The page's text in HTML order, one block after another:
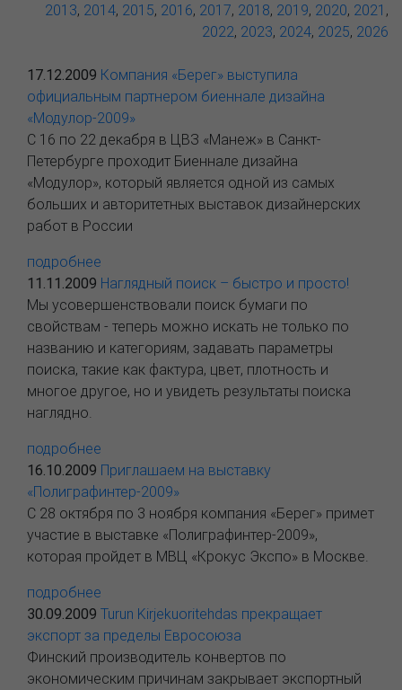
2013, 2014, 2015, 2016, 2017, 2018, 2019, 2020, 2021 ,
2022, 2023, 2024, 2025, 2026
17.12.2009 Компания «Берег» выступила
официальным партнером биеннале дизайна
«Модулор-2009»
C 16 по 22 декабря в ЦВЗ «Манеж» в Санкт-
Петербурге проходит Биеннале дизайна
«Модулор», который является одной из самых
больших и авторитетных выставок дизайнерских
работ в России
подробнее
11.11.2009 Наглядный поиск – быстро и просто!
Мы усовершенствовали поиск бумаги по
свойствам - теперь можно искать не только по
названию и категориям, задавать параметры
поиска, такие как фактура, цвет, плотность и
многое другое, но и увидеть результаты поиска
наглядно.
подробнее
16.10.2009 Приглашаем на выставку
«Полиграфинтер-2009»
С 28 октября по 3 ноября компания «Берег» примет
участие в выставке «Полиграфинтер-2009»,
которая пройдет в МВЦ «Крокус Экспо» в Москве.
подробнее
30.09.2009 Turun Kirjekuoritehdas прекращает
экспорт за пределы Евросоюза
Финский производитель конвертов по
экономическим причинам закрывает экспортный